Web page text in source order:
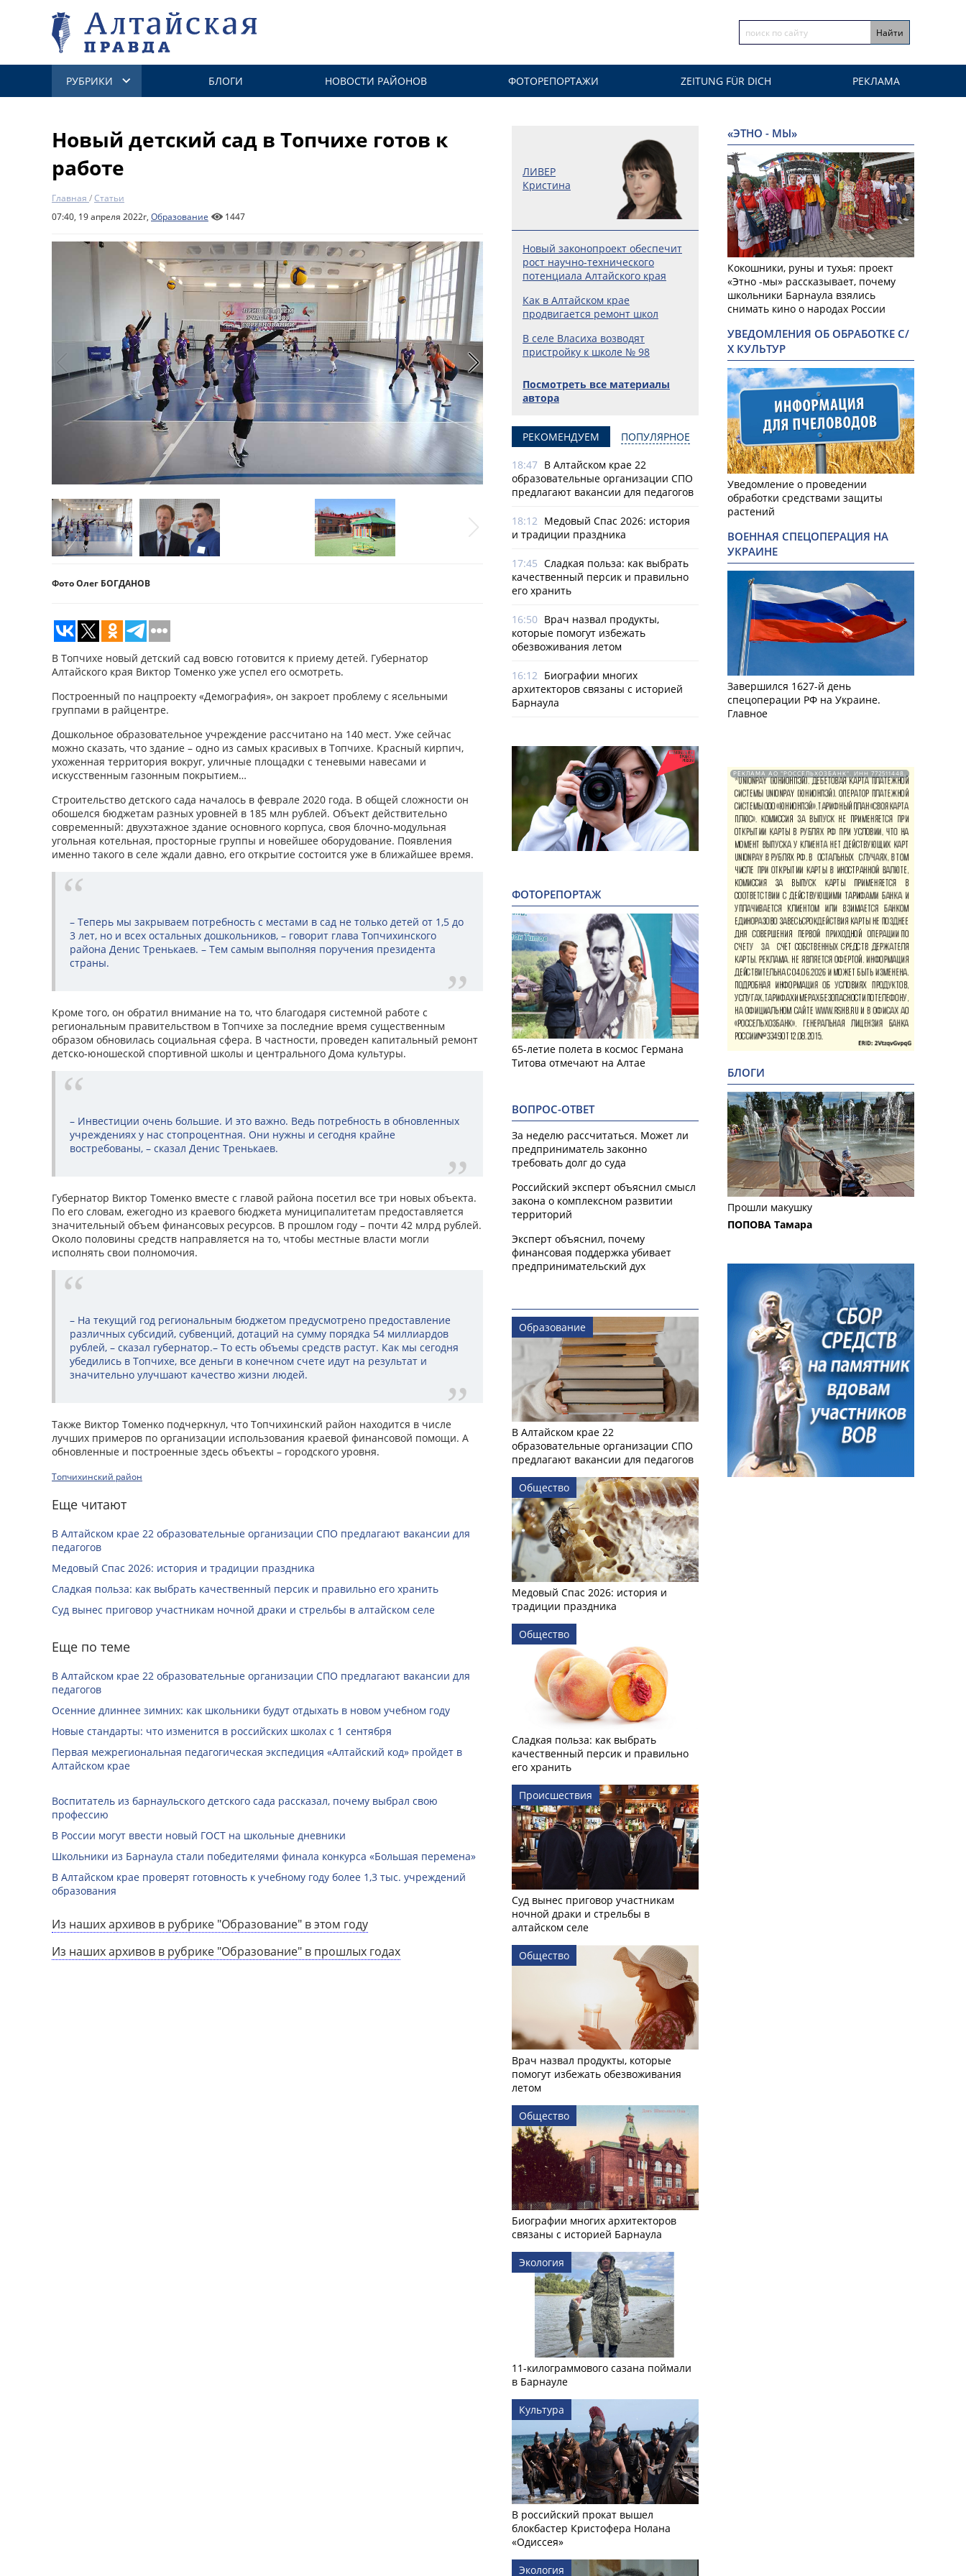
РУБРИКИ БЛОГИ НОВОСТИ РАЙОНОВ ФОТОРЕПОРТАЖИ ZEITUNG FÜR DICH РЕКЛАМА
Новый детский сад в Топчихе готов к
работе
Главная /Статьи
07:40, 19 апреля 2022г, Образование 1447
Фото Олег БОГДАНОВ
В Топчихе новый детский сад вовсю готовится к приему детей. Губернатор
Алтайского края Виктор Томенко уже успел его осмотреть.
Построенный по нацпроекту «Демография», он закроет проблему с ясельными
группами в райцентре.
Дошкольное образовательное учреждение рассчитано на 140 мест. Уже сейчас
можно сказать, что здание – одно из самых красивых в Топчихе. Красный кирпич,
ухоженная территория вокруг, уличные площадки с теневыми навесами и
искусственным газонным покрытием…
Строительство детского сада началось в феврале 2020 года. В общей сложности он
обошелся бюджетам разных уровней в 185 млн рублей. Объект действительно
современный: двухэтажное здание основного корпуса, своя блочно-модульная
угольная котельная, просторные группы и новейшее оборудование. Появления
именно такого в селе ждали давно, его открытие состоится уже в ближайшее время.
– Теперь мы закрываем потребность с местами в сад не только детей от 1,5 до
3 лет, но и всех остальных дошкольников, – говорит глава Топчихинского
района Денис Тренькаев. – Тем самым выполняя поручения президента
страны.
Кроме того, он обратил внимание на то, что благодаря системной работе с
региональным правительством в Топчихе за последние время существенным
образом обновилась социальная сфера. В частности, проведен капитальный ремонт
детско-юношеской спортивной школы и центрального Дома культуры.
– Инвестиции очень большие. И это важно. Ведь потребность в обновленных
учреждениях у нас стопроцентная. Они нужны и сегодня крайне
востребованы, – сказал Денис Тренькаев.
Губернатор Виктор Томенко вместе с главой района посетил все три новых объекта.
По его словам, ежегодно из краевого бюджета муниципалитетам предоставляется
значительный объем финансовых ресурсов. В прошлом году – почти 42 млрд рублей.
Около половины средств направляется на то, чтобы местные власти могли
исполнять свои полномочия.
– На текущий год региональным бюджетом предусмотрено предоставление
различных субсидий, субвенций, дотаций на сумму порядка 54 миллиардов
рублей, – сказал губернатор.– То есть объемы средств растут. Как мы сегодня
убедились в Топчихе, все деньги в конечном счете идут на результат и
значительно улучшают качество жизни людей.
Также Виктор Томенко подчеркнул, что Топчихинский район находится в числе
лучших примеров по организации использования краевой финансовой помощи. А
обновленные и построенные здесь объекты – городского уровня.
Топчихинский район
Еще читают
В Алтайском крае 22 образовательные организации СПО предлагают вакансии для
педагогов
Медовый Спас 2026: история и традиции праздника
Сладкая польза: как выбрать качественный персик и правильно его хранить
Суд вынес приговор участникам ночной драки и стрельбы в алтайском селе
Еще по теме
В Алтайском крае 22 образовательные организации СПО предлагают вакансии для
педагогов
Осенние длиннее зимних: как школьники будут отдыхать в новом учебном году
Новые стандарты: что изменится в российских школах с 1 сентября
Первая межрегиональная педагогическая экспедиция «Алтайский код» пройдет в
Алтайском крае
Воспитатель из барнаульского детского сада рассказал, почему выбрал свою
профессию
В России могут ввести новый ГОСТ на школьные дневники
Школьники из Барнаула стали победителями финала конкурса «Большая перемена»
В Алтайском крае проверят готовность к учебному году более 1,3 тыс. учреждений
образования
Из наших архивов в рубрике "Образование" в этом году
Из наших архивов в рубрике "Образование" в прошлых годах
ЛИВЕР
Кристина
Новый законопроект обеспечит
рост научно-технического
потенциала Алтайского края
Как в Алтайском крае
продвигается ремонт школ
В селе Власиха возводят
пристройку к школе № 98
Посмотреть все материалы
автора
РЕКОМЕНДУЕМ ПОПУЛЯРНОЕ
18:47 В Алтайском крае 22
образовательные организации СПО
предлагают вакансии для педагогов
18:12 Медовый Спас 2026: история
и традиции праздника
17:45 Сладкая польза: как выбрать
качественный персик и правильно
его хранить
16:50 Врач назвал продукты,
которые помогут избежать
обезвоживания летом
16:12 Биографии многих
архитекторов связаны с историей
Барнаула
ФОТОРЕПОРТАЖ
65-летие полета в космос Германа
Титова отмечают на Алтае
ВОПРОС-ОТВЕТ
За неделю рассчитаться. Может ли
предприниматель законно
требовать долг до суда
Российский эксперт объяснил смысл
закона о комплексном развитии
территорий
Эксперт объяснил, почему
финансовая поддержка убивает
предпринимательский дух
Образование
В Алтайском крае 22
образовательные организации СПО
предлагают вакансии для педагогов
Общество
Медовый Спас 2026: история и
традиции праздника
Общество
Сладкая польза: как выбрать
качественный персик и правильно
его хранить
Происшествия
Суд вынес приговор участникам
ночной драки и стрельбы в
алтайском селе
Общество
Врач назвал продукты, которые
помогут избежать обезвоживания
летом
Общество
Биографии многих архитекторов
связаны с историей Барнаула
Экология
11-килограммового сазана поймали
в Барнауле
Культура
В российский прокат вышел
блокбастер Кристофера Нолана
«Одиссея»
Экология
«ЭТНО - МЫ»
Кокошники, руны и тухья: проект
«Этно -мы» рассказывает, почему
школьники Барнаула взялись
снимать кино о народах России
УВЕДОМЛЕНИЯ ОБ ОБРАБОТКЕ С/
Х КУЛЬТУР
Уведомление о проведении
обработки средствами защиты
растений
ВОЕННАЯ СПЕЦОПЕРАЦИЯ НА
УКРАИНЕ
Завершился 1627-й день
спецоперации РФ на Украине.
Главное
РЕКЛАМА АО "РОССЕЛЬХОЗБАНК". ИНН 772511448.
БЛОГИ
Прошли макушку
ПОПОВА Тамара